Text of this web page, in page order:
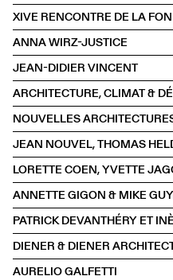
ANNA WIRZ-JUSTICE
JEAN-DIDIER VINCENT
NOUVELLES
JEAN NOUVEL, THOMAS
ANNETTE GIGON & MIKE
PATRICK DEVANTHÉRY ET
DIENER & DIENER
AURELIO GALFETTI